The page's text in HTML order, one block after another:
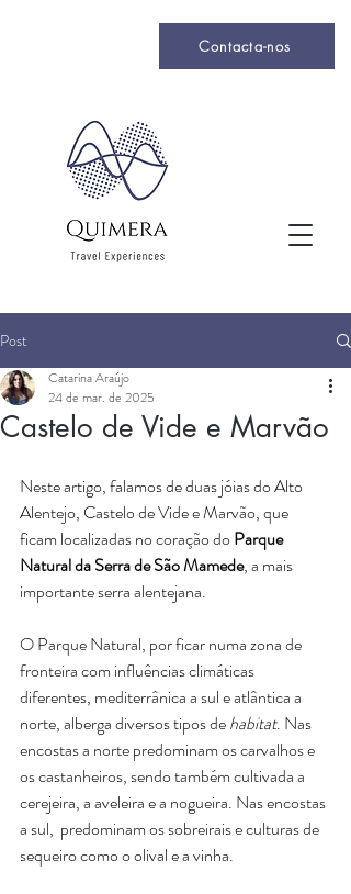
Contacta-nos
Post
Castelo de Vide e Marvão
Catarina Araújo
24 de mar. de 2025
Neste artigo, falamos de duas jóias do Alto
Alentejo, Castelo de Vide e Marvão, que
ficam localizadas no coração do Parque
Natural da Serra de São Mamede, a mais
importante serra alentejana.
O Parque Natural, por ficar numa zona de
fronteira com influências climáticas
diferentes, mediterrânica a sul e atlântica a
norte, alberga diversos tipos de habitat. Nas
encostas a norte predominam os carvalhos e
os castanheiros, sendo também cultivada a
cerejeira, a aveleira e a nogueira. Nas encostas
a sul,  predominam os sobreirais e culturas de
sequeiro como o olival e a vinha.